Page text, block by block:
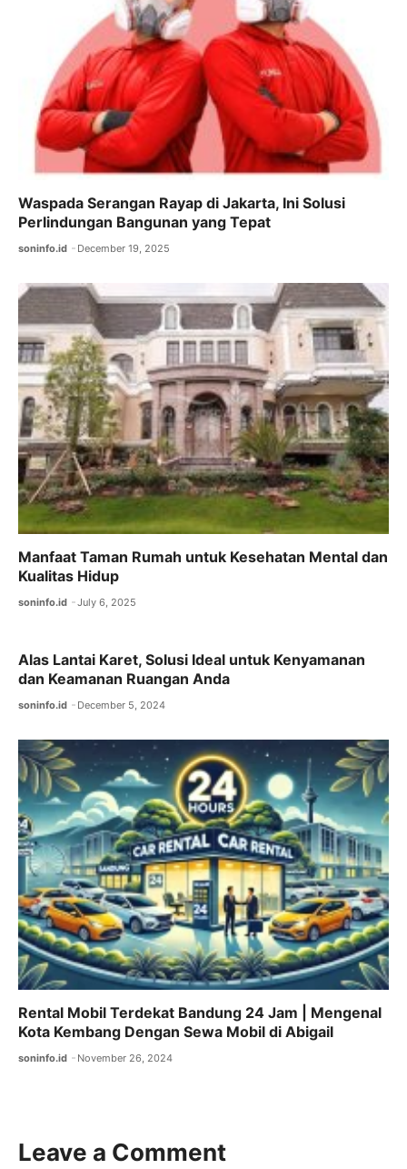
Waspada Serangan Rayap di Jakarta, Ini Solusi
Perlindungan Bangunan yang Tepat
soninfo.id December 19, 2025
Manfaat Taman Rumah untuk Kesehatan Mental dan
Kualitas Hidup
soninfo.id July 6, 2025
Alas Lantai Karet, Solusi Ideal untuk Kenyamanan
dan Keamanan Ruangan Anda
soninfo.id December 5, 2024
Rental Mobil Terdekat Bandung 24 Jam | Mengenal
Kota Kembang Dengan Sewa Mobil di Abigail
soninfo.id November 26, 2024
Leave a Comment